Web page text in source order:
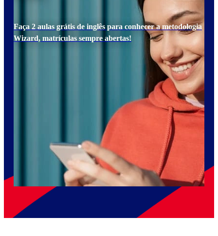
Faça 2 aulas grátis de inglês para conhecer a metodologia
Wizard, matrículas sempre abertas!